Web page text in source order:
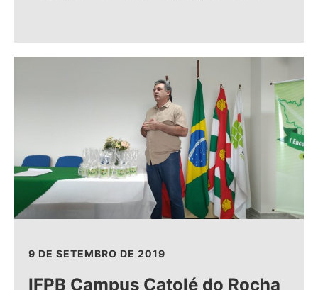
9 DE SETEMBRO DE 2019
IFPB Campus Catolé do Rocha